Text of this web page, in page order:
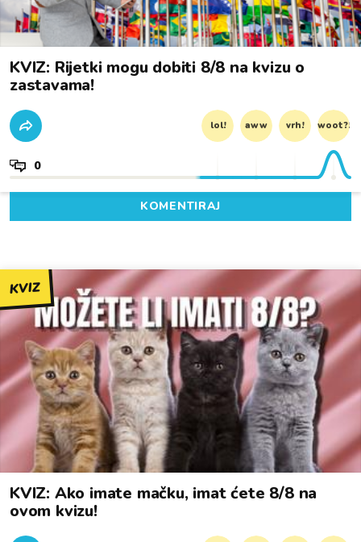
KVIZ: Rijetki mogu dobiti 8/8 na kvizu o
zastavama!
lol! aww vrh! woot?!
0
KOMENTIRAJ
KVIZ
KVIZ: Ako imate mačku, imat ćete 8/8 na
ovom kvizu!